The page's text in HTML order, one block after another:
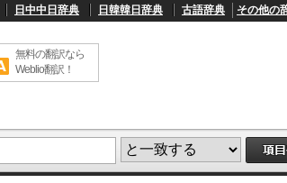
日中中日辞典 日韓韓日辞典 古語辞典 その他の
無料の翻訳なら
Weblio翻訳！